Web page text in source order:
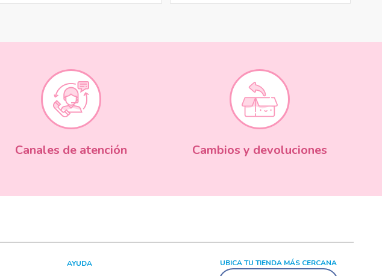
Canales de atención Cambios y devoluciones
AYUDA UBICA TU TIENDA MÁS CERCANA